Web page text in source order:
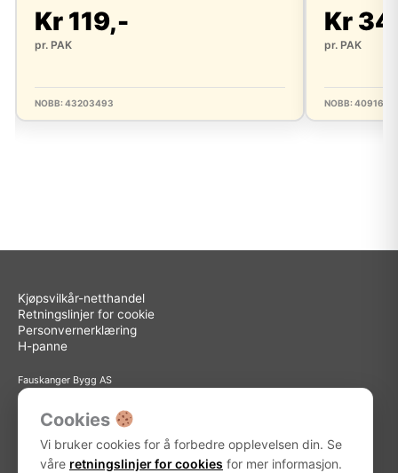
Kr 119,-
pr. PAK
NOBB: 43203493
Kr
pr. PAK
NOBB:
Kjøpsvilkår-netthandel
Retningslinjer for cookie
Personvernerklæring
H-panne
Fauskanger Bygg AS
Org.nr: 936 558 585
Sted: Askøy
Adresse: Storebotn 15, 5309 Kleppestø
Telefon: 56 15 15 30
E-post: info@fauskanger.byggern.no
Cookies
Vi bruker cookies for å forbedre opplevelsen din. Se
våre retningslinjer for cookies for mer informasjon.